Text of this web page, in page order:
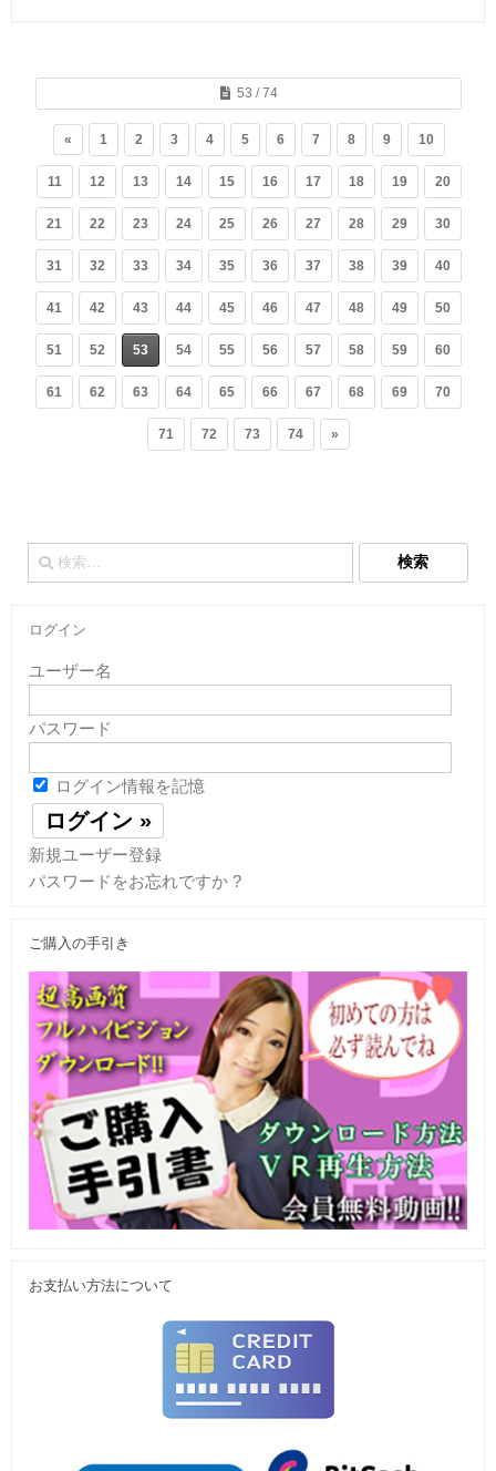
53 / 74
« 1 2 3 4 5 6 7 8 9 10
11 12 13 14 15 16 17 18 19 20
21 22 23 24 25 26 27 28 29 30
31 32 33 34 35 36 37 38 39 40
41 42 43 44 45 46 47 48 49 50
51 52 53 54 55 56 57 58 59 60
61 62 63 64 65 66 67 68 69 70
71 72 73 74 »
検
索:
ログイン
ユーザー名
パスワード
ログイン情報を記憶
新規ユーザー登録
パスワードをお忘れですか ?
ご購入の手引き
お支払い方法について